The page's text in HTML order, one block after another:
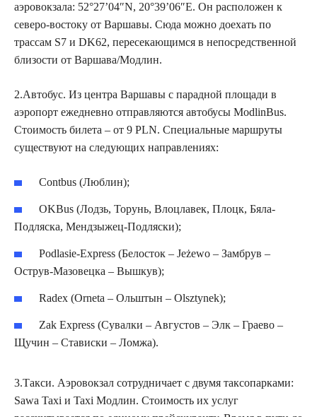
аэровокзала: 52°27’04″N, 20°39’06″E. Он расположен к
северо-востоку от Варшавы. Сюда можно доехать по
трассам S7 и DK62, пересекающимся в непосредственной
близости от Варшава/Модлин.
2.Автобус. Из центра Варшавы с парадной площади в
аэропорт ежедневно отправляются автобусы ModlinBus.
Стоимость билета – от 9 PLN. Специальные маршруты
существуют на следующих направлениях:
Contbus (Люблин);
OKBus (Лодзь, Торунь, Влоцлавек, Плоцк, Бяла-
Подляска, Мендзыжец-Подляски);
Podlasie-Express (Белосток – Jeżewo – Замбрув –
Острув-Мазовецка – Вышкув);
Radex (Orneta – Ольштын – Olsztynek);
Zak Express (Сувалки – Августов – Элк – Граево –
Щучин – Стависки – Ломжа).
3.Такси. Аэровокзал сотрудничает с двумя таксопарками:
Sawa Taxi и Taxi Модлин. Стоимость их услуг